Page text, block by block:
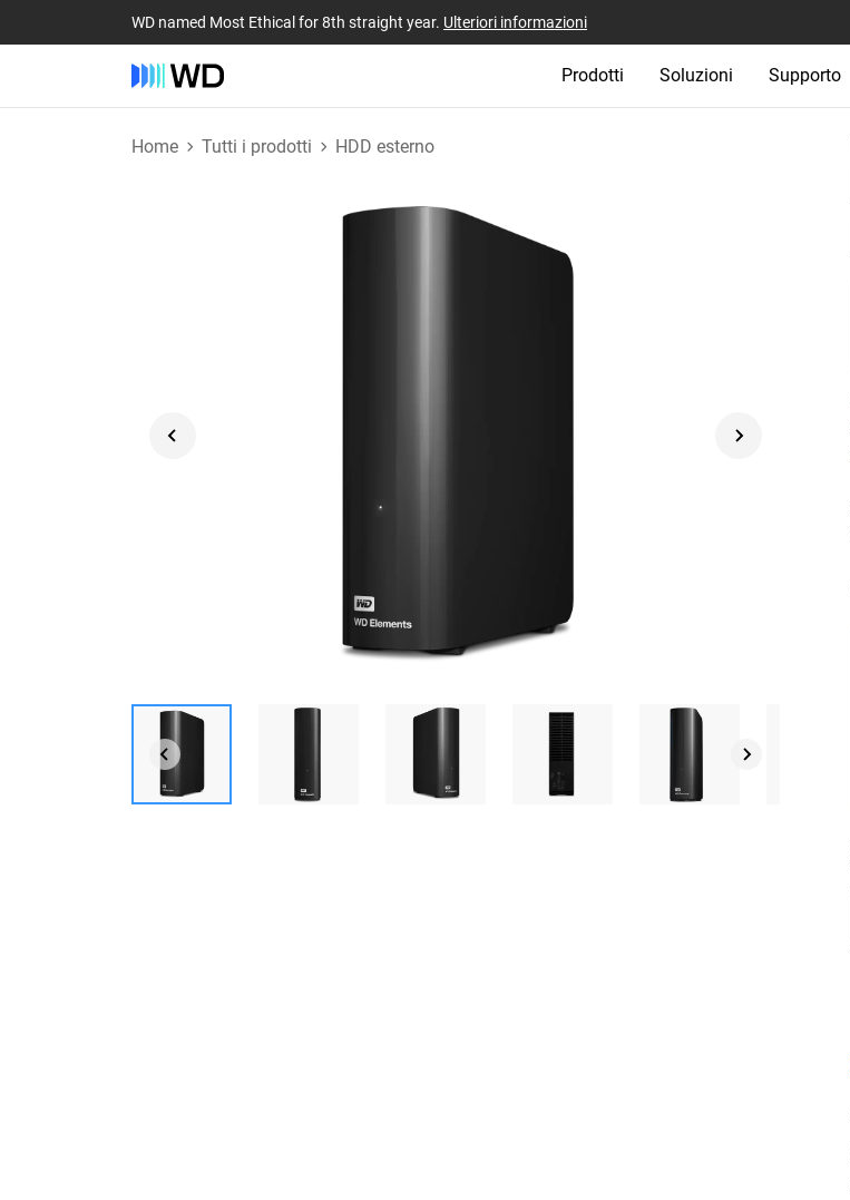
WD named Most Ethical for 8th straight year. Ulteriori informazioni
Prodotti Soluzioni Supporto
Home Tutti i prodotti HDD esterno